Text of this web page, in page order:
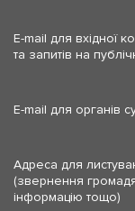
E-mail для вхідної
та запитів на
E-mail для органів
Адреса для
(звернення
інформацію тощо)